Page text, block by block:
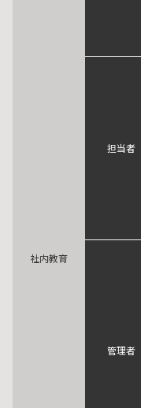
社内教育
担当者
管理者